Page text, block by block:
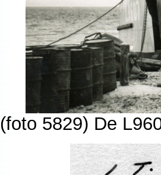
(foto 5829) De